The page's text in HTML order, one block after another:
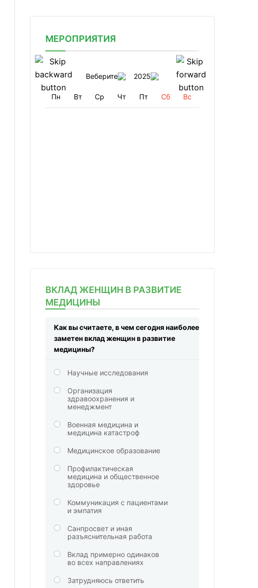
МЕРОПРИЯТИЯ
Веберите 2025
Пн Вт Ср Чт Пт Сб Вс
ВКЛАД ЖЕНЩИН В РАЗВИТИЕ
МЕДИЦИНЫ
Как вы считаете, в чем сегодня наиболее
заметен вклад женщин в развитие
медицины?
Научные исследования
Организация
здравоохранения и
менеджмент
Военная медицина и
медицина катастроф
Медицинское образование
Профилактическая
медицина и общественное
здоровье
Коммуникация с пациентами
и эмпатия
Санпросвет и иная
разъяснительная работа
Вклад примерно одинаков
во всех направлениях
Затрудняюсь ответить